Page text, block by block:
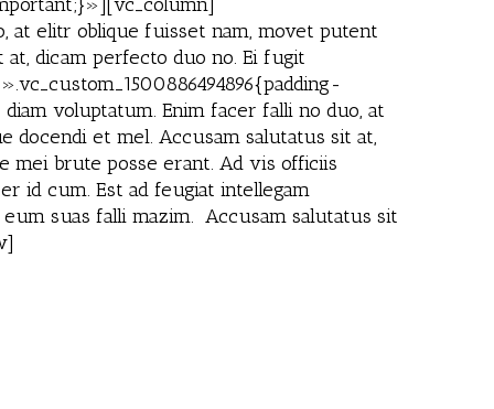
at elitr oblique fuisset nam, movet putent
at, dicam perfecto duo no. Ei fugit
voluptatum. Enim facer falli no duo, at
docendi et mel. Accusam salutatus sit at,
mei brute posse erant. Ad vis officiis
id cum. Est ad feugiat intellegam
suas falli mazim. Accusam salutatus sit